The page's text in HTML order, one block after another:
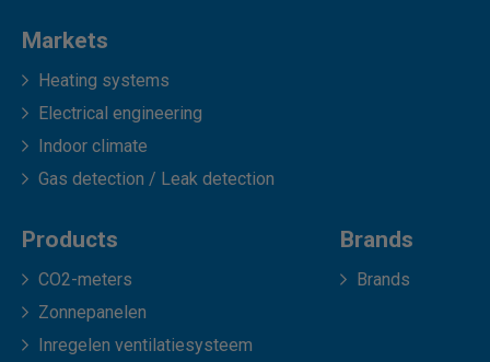
Markets
Heating systems
Electrical engineering
Indoor climate
Gas detection / Leak detection
Products
CO2-meters
Zonnepanelen
Inregelen ventilatiesysteem
Brands
Brands